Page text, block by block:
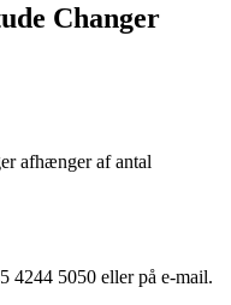
Changer
afhænger af antal
4244 5050 eller på e-mail.